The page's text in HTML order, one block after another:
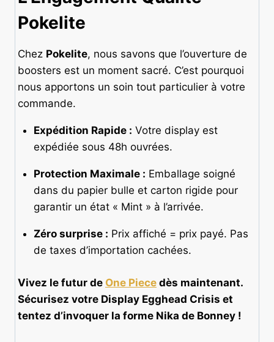
Pokelite
Chez Pokelite, nous savons que l’ouverture de
boosters est un moment sacré. C’est pourquoi
nous apportons un soin tout particulier à votre
commande.
Expédition Rapide : Votre display est
expédiée sous 48h ouvrées.
Protection Maximale : Emballage soigné
dans du papier bulle et carton rigide pour
garantir un état « Mint » à l’arrivée.
Zéro surprise : Prix affiché = prix payé. Pas
de taxes d’importation cachées.
Vivez le futur de One Piece dès maintenant.
Sécurisez votre Display Egghead Crisis et
tentez d’invoquer la forme Nika de Bonney !